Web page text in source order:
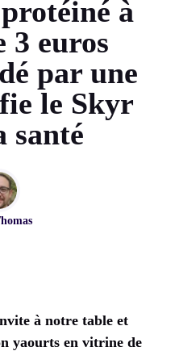
à
3 euros
par une
le Skyr
santé
à notre table et
yaourts en vitrine de